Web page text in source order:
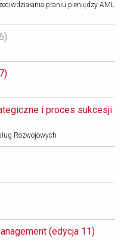
praniu pieniędzy AML
i proces sukcesji
Rozwojowych
(edycja 11)